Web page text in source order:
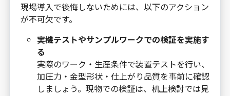
現場導入で後悔しないためには、以下のアクション
が不可欠です。
実機テストやサンプルワークでの検証を実施す
る
実際のワーク・生産条件で装置テストを行い、
加圧力・金型形状・仕上がり品質を事前に確認
しましょう。現物での検証は、机上検討では見